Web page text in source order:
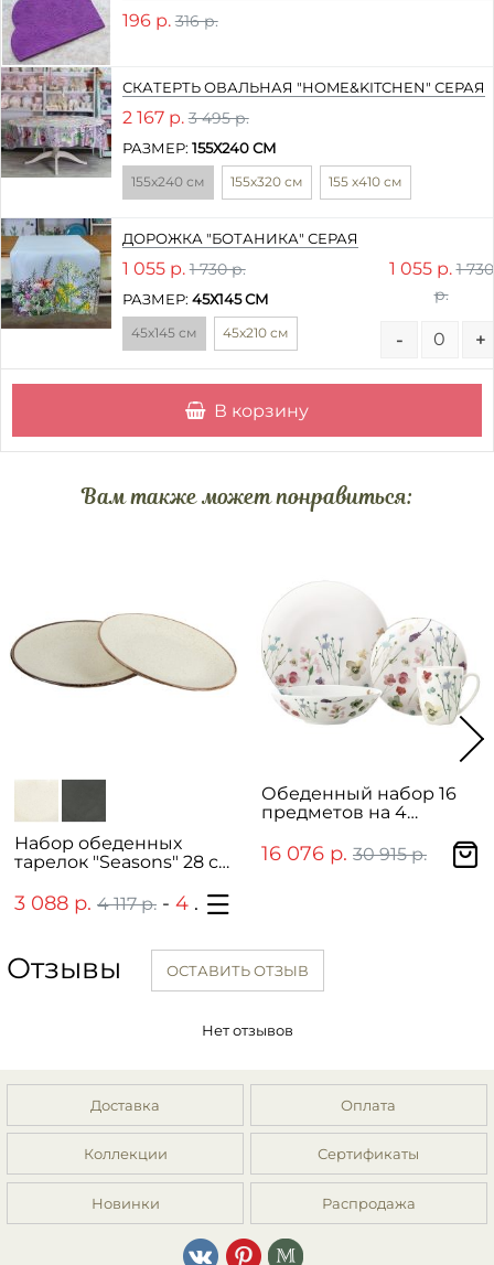
196 р. 316 р.
СКАТЕРТЬ ОВАЛЬНАЯ "HOME&KITCHEN" СЕРАЯ
2 167 р. 3 495 р.
РАЗМЕР: 155Х240 СМ
155х240 см 155х320 см 155 х410 см
ДОРОЖКА "БОТАНИКА" СЕРАЯ
1 055 р. 1 730 р.
РАЗМЕР: 45Х145 СМ
45х145 см 45х210 см
1 055 р. 1 730
р.
- +
В корзину
Вам также может понравиться:
Набор обеденных
тарелок "Seasons" 28 см,
3 088 р. 4 117 р. - 4 286 р.
Обеденный набор 16
предметов на 4
цветы"
16 076 р. 30 915 р.
Отзывы ОСТАВИТЬ ОТЗЫВ
Нет отзывов
Доставка Оплата
Коллекции Сертификаты
Новинки Распродажа